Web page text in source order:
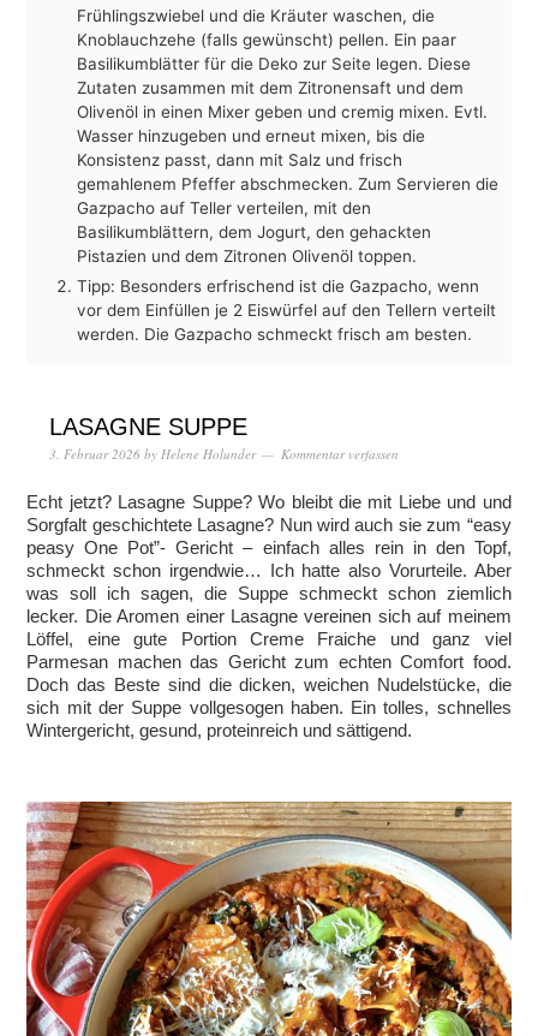
Frühlingszwiebel und die Kräuter waschen, die
Knoblauchzehe (falls gewünscht) pellen. Ein paar
Basilikumblätter für die Deko zur Seite legen. Diese
Zutaten zusammen mit dem Zitronensaft und dem
Olivenöl in einen Mixer geben und cremig mixen. Evtl.
Wasser hinzugeben und erneut mixen, bis die
Konsistenz passt, dann mit Salz und frisch
gemahlenem Pfeffer abschmecken. Zum Servieren die
Gazpacho auf Teller verteilen, mit den
Basilikumblättern, dem Jogurt, den gehackten
Pistazien und dem Zitronen Olivenöl toppen.
Tipp: Besonders erfrischend ist die Gazpacho, wenn
vor dem Einfüllen je 2 Eiswürfel auf den Tellern verteilt
werden. Die Gazpacho schmeckt frisch am besten.
LASAGNE SUPPE
3. Februar 2026 by Helene Holunder Kommentar verfassen
Echt jetzt? Lasagne Suppe? Wo bleibt die mit Liebe und und
Sorgfalt geschichtete Lasagne? Nun wird auch sie zum “easy
peasy One Pot”- Gericht – einfach alles rein in den Topf,
schmeckt schon irgendwie… Ich hatte also Vorurteile. Aber
was soll ich sagen, die Suppe schmeckt schon ziemlich
lecker. Die Aromen einer Lasagne vereinen sich auf meinem
Löffel, eine gute Portion Creme Fraiche und ganz viel
Parmesan machen das Gericht zum echten Comfort food.
Doch das Beste sind die dicken, weichen Nudelstücke, die
sich mit der Suppe vollgesogen haben. Ein tolles, schnelles
Wintergericht, gesund, proteinreich und sättigend.